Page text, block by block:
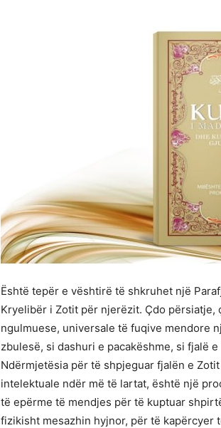
Është tepër e vështirë të shkruhet një
Kryelibër i Zotit për njerëzit. Çdo
ngulmuese, universale të fuqive mendore
zbulesë, si dashuri e pacakëshme, si fjalë
Ndërmjetësia për të shpjeguar fjalën e
intelektuale ndër më të lartat, është një
të epërme të mendjes për të kuptuar
fizikisht mesazhin hyjnor, për të